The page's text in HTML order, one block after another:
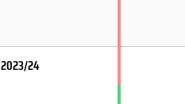
2023/24